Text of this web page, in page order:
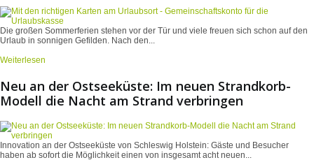
Die großen Sommerferien stehen vor der Tür und viele freuen sich schon auf den
Urlaub in sonnigen Gefilden. Nach den...
Weiterlesen
Neu an der Ostseeküste: Im neuen Strandkorb-
Modell die Nacht am Strand verbringen
Innovation an der Ostseeküste von Schleswig Holstein: Gäste und Besucher
haben ab sofort die Möglichkeit einen von insgesamt acht neuen...